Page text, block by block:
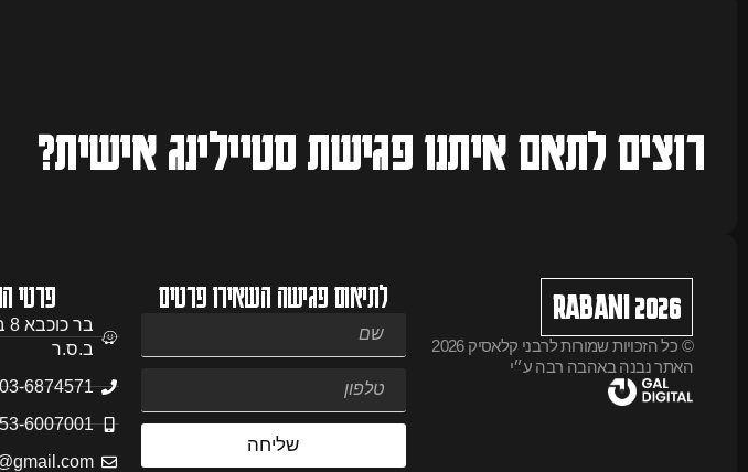
רוצים לתאם איתנו פגישת סטיילינג אישית?
RABANI 2026
© כל הזכויות שמורות לרבני קלאסיק 2026
האתר נבנה באהבה רבה ע״י
פרטי
ב.ס.ר
03-6874571
6007001
לתיאום פגישה השאירו פרטים
שליחה